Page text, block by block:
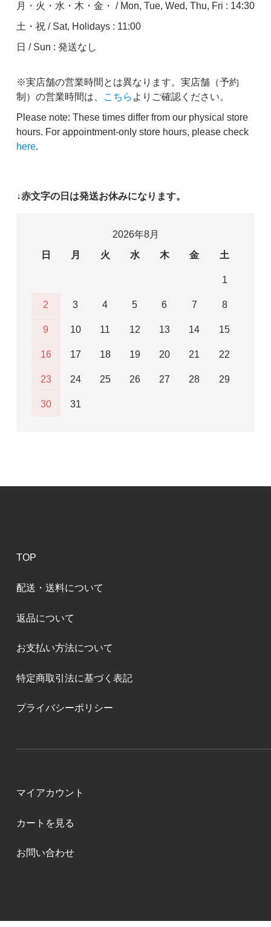
月・火・水・木・金・ / Mon, Tue, Wed, Thu, Fri : 14:30
土・祝 / Sat, Holidays : 11:00
日 / Sun : 発送なし
※実店舗の営業時間とは異なります。実店舗（予約
制）の営業時間は、
こちら よりご確認ください。
Please note: These times differ from our physical store
hours. For appointment-only store hours, please check
here.
↓赤文字の日は発送お休みになります。
2026年8月
日
月 火 水 木 金 土
1
2 3 4 5 6 7 8
9 10 11 12 13 14 15
16 17 18 19 20 21 22
23 24 25 26 27 28 29
30 31
TOP
配送・送料について
返品について
お支払い方法について
特定商取引法に基づく表記
プライバシーポリシー
マイアカウント
カートを見る
お問い合わせ